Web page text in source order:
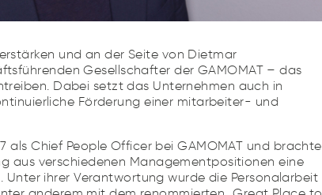
und an der Seite von Dietmar
Gesellschafter der GAMOMAT – das
Dabei setzt das Unternehmen auch in
Förderung einer mitarbeiter- und
Chief People Officer bei GAMOMAT und brachte
aus verschiedenen Managementpositionen eine
ihrer Verantwortung wurde die Personalarbeit